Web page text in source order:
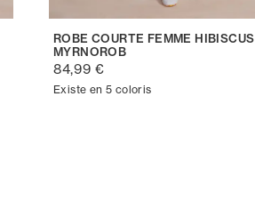
ROBE COURTE FEMME HIBISCUS
MYRNOROB
84,99 €
Existe en 5 coloris